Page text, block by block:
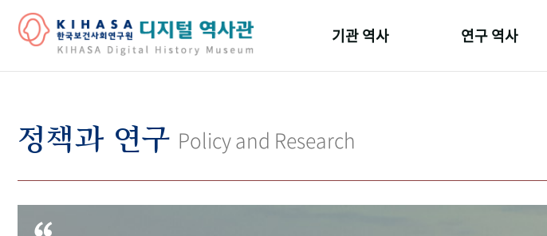
기관 역사
기관 변천사
연구 역사
정책과 연구 Policy and Research